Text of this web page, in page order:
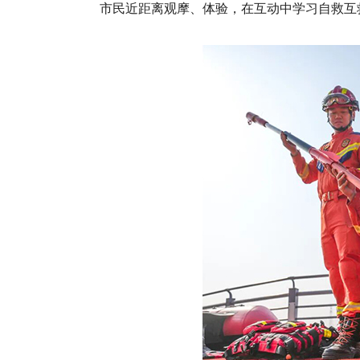
市民近距离观摩、体验，在互动中学习自救